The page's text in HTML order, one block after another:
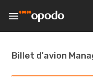
Billet d'avion